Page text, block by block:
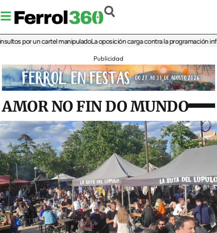
por un cartel manipuladoLa oposición carga contra la programación infantil
Publicidad
AMOR NO FIN DO MUNDO